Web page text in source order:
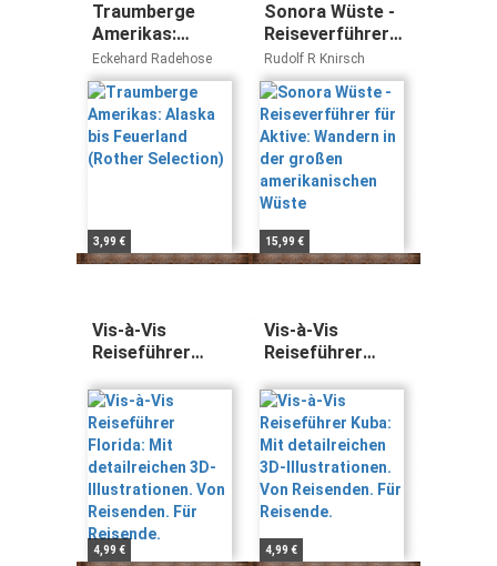
Traumberge
Amerikas:
Alaska bis
Feuerland
(Rother
Selection)
Eckehard Radehose
3,99 €
Sonora Wüste -
Reiseverführer
für Aktive:
Wandern in der
großen
amerikanischen
Wüste
Rudolf R Knirsch
15,99 €
Vis-à-Vis
Reiseführer
detailreichen
3D-
Illustrationen.
Von Reisenden.
Für Reisende.
4,99 €
Vis-à-Vis
Reiseführer
detailreichen
3D-
Illustrationen.
Von Reisenden.
Für Reisende.
4,99 €